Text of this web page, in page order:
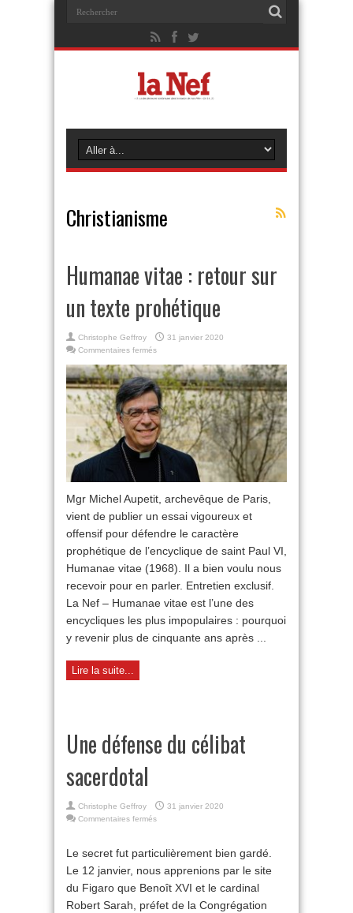
Christianisme
Humanae vitae : retour sur
un texte prohétique
Christophe Geffroy
31 janvier 2020
Commentaires fermés
vitae
:
retour
sur
un
texte
prohétique
Mgr Michel Aupetit, archevêque de Paris,
vient de publier un essai vigoureux et
offensif pour défendre le caractère
prophétique de l’encyclique de saint Paul VI,
Humanae vitae (1968). Il a bien voulu nous
recevoir pour en parler. Entretien exclusif.
La Nef – Humanae vitae est l’une des
encycliques les plus impopulaires : pourquoi
y revenir plus de cinquante ans après ...
Lire la suite...
Une défense du célibat
sacerdotal
Christophe Geffroy
31 janvier 2020
Commentaires ferméssur
du
célibat
Le secret fut particulièrement bien gardé.
Le 12 janvier, nous apprenions par le site
du Figaro que Benoît XVI et le cardinal
Robert Sarah, préfet de la Congrégation